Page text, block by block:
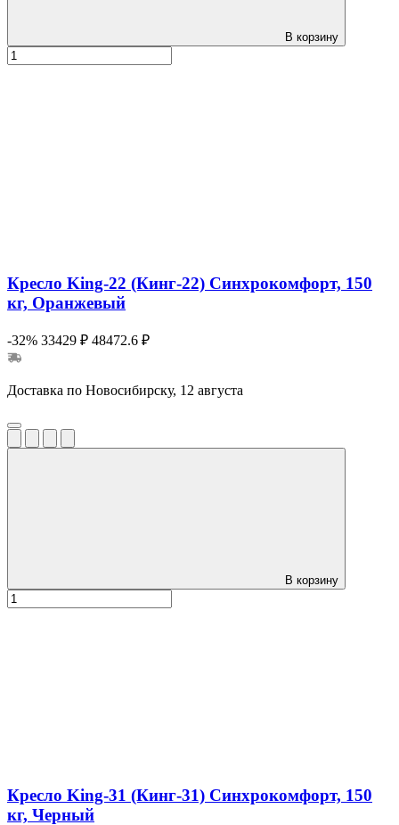
В корзину
Кресло King-22 (Кинг-22) Синхрокомфорт, 150
кг, Оранжевый
-32% 33429 ₽ 48472.6 ₽
Доставка по Новосибирску, 12 августа
В корзину
Кресло King-31 (Кинг-31) Синхрокомфорт, 150
кг, Черный